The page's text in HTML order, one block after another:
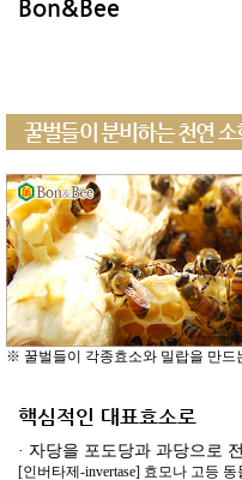
Bon&Bee
꿀벌들이 분비하는 천연
※ 꿀벌들이 각종효소와 밀랍을 만드
핵심적인 대표효소로
· 자당을 포도당과 과당으로
[인버타제-invertase] 효모나 고등